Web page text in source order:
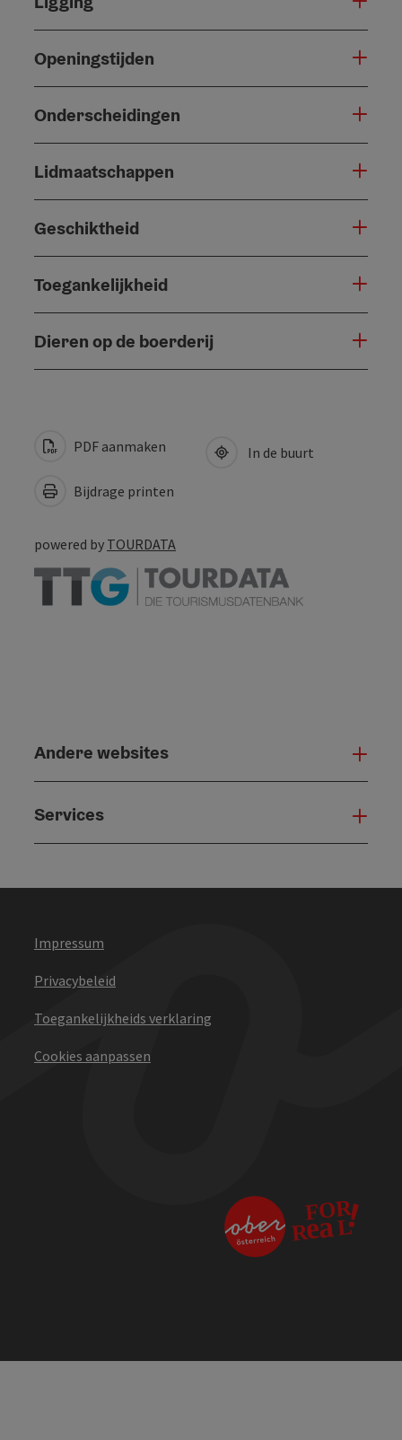
Openingstijden
Onderscheidingen
Lidmaatschappen
Geschiktheid
Toegankelijkheid
Dieren op de boerderij
PDF aanmaken
Bijdrage printen
In de buurt
powered by TOURDATA
Andere websites
Services
Impressum
Privacybeleid
Toegankelijkheids verklaring
Cookies aanpassen